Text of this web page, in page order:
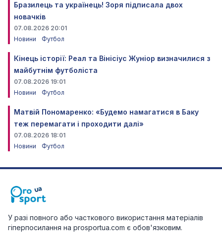
Бразилець та українець! Зоря підписала двох
новачків
07.08.2026 20:01
Новини
Футбол
Кінець історії: Реал та Вінісіус Жуніор визначилися з
майбутнім футболіста
07.08.2026 19:01
Новини
Футбол
Матвій Пономаренко: «Будемо намагатися в Баку
теж перемагати і проходити далі»
07.08.2026 18:01
Новини
Футбол
У разі повного або часткового використання матеріалів
гіперпосилання на prosportua.com є обов'язковим.